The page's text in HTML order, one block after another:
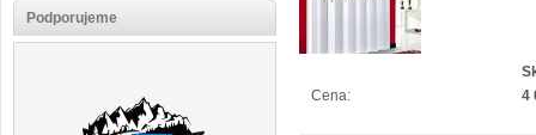
4
Cena:
Podporujeme